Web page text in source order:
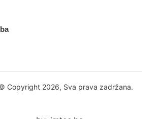
Copyright 2026, Sva prava zadržana.